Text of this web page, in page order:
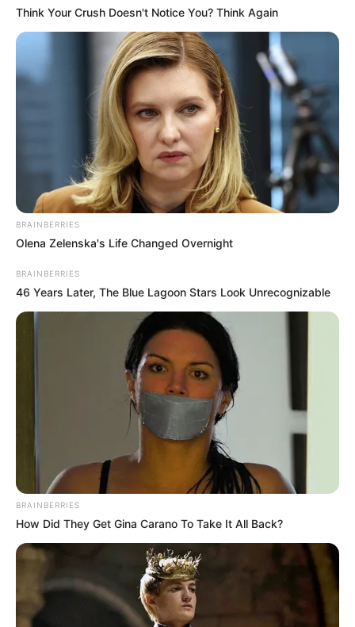
Think Your Crush Doesn't Notice You? Think Again
BRAINBERRIES
Olena Zelenska's Life Changed Overnight
BRAINBERRIES
46 Years Later, The Blue Lagoon Stars Look Unrecognizable
BRAINBERRIES
How Did They Get Gina Carano To Take It All Back?